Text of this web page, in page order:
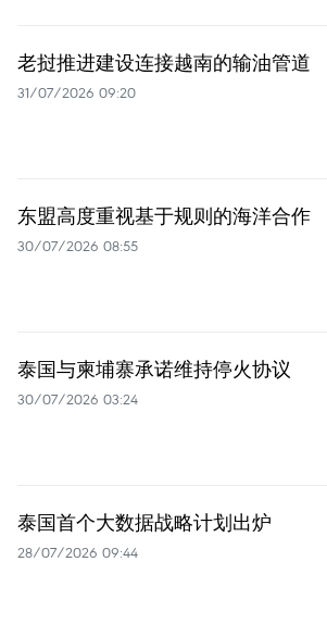
老挝推进建设连接越南的输油管道
31/07/2026 09:20
东盟高度重视基于规则的海洋合作
30/07/2026 08:55
泰国与柬埔寨承诺维持停火协议
30/07/2026 03:24
泰国首个大数据战略计划出炉
28/07/2026 09:44